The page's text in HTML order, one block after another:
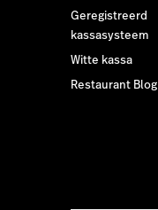
Geregistreerd
kassasysteem
Witte kassa
Restaurant Blog